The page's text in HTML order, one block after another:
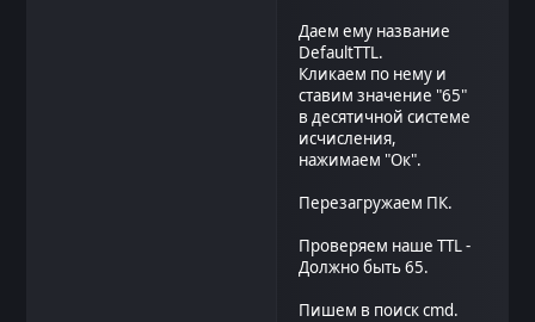
Даем ему название
DefaultTTL.
Кликаем по нему и
ставим значение "65"
в десятичной системе
исчисления,
нажимаем "Ок".
Перезагружаем ПК.
Проверяем наше TTL -
Должно быть 65.
Пишем в поиск cmd.